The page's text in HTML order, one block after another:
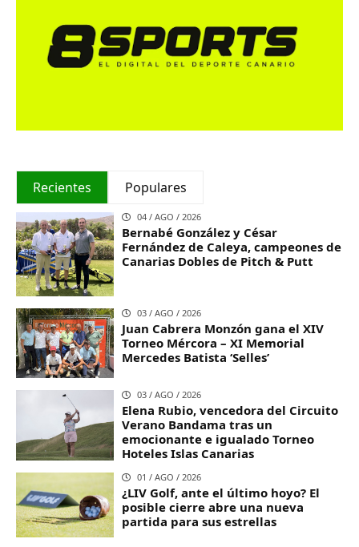
Recientes Populares
04 / AGO / 2026
Bernabé González y César
Fernández de Caleya, campeones de
Canarias Dobles de Pitch & Putt
03 / AGO / 2026
Juan Cabrera Monzón gana el XIV
Torneo Mércora – XI Memorial
Mercedes Batista ‘Selles’
03 / AGO / 2026
Elena Rubio, vencedora del Circuito
Verano Bandama tras un
emocionante e igualado Torneo
Hoteles Islas Canarias
01 / AGO / 2026
¿LIV Golf, ante el último hoyo? El
posible cierre abre una nueva
partida para sus estrellas